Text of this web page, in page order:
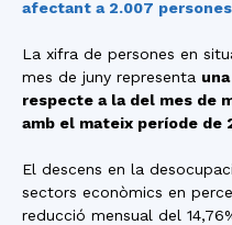
afectant a 2.007
La xifra de persones en
mes de juny representa
respecte a la del mes de
amb el mateix període de
El descens en la
sectors econòmics en
reducció mensual del